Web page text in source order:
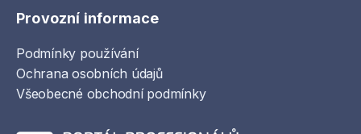
Provozní informace
Podmínky používání
Ochrana osobních údajů
Všeobecné obchodní podmínky